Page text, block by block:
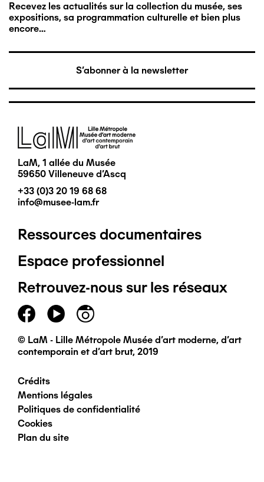
Recevez les actualités sur la collection du musée, ses
expositions, sa programmation culturelle et bien plus
encore…
S'abonner à la newsletter
Image
LaM, 1 allée du Musée
59650 Villeneuve d'Ascq
+33 (0)3 20 19 68 68
info@musee-lam.fr
Pied
de
page
principal
Ressources documentaires
Espace professionnel
Retrouvez-nous sur les réseaux
© LaM - Lille Métropole Musée d'art moderne, d'art
contemporain et d'art brut, 2019
Pied
de
page
Crédits
Mentions légales
Politiques de confidentialité
Cookies
Plan du site